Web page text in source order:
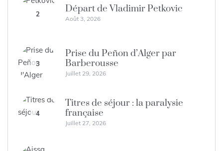
2 Départ de Vladimir Petkovic
Août 3, 2026
3
Prise du Peñon d’Alger par
Barberousse
Juillet 29, 2026
4
Titres de séjour : la paralysie
française
Juillet 27, 2026